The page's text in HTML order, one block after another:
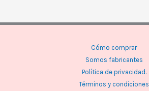
Cómo comprar
Somos fabricantes
Política de privacidad.
Términos y condiciones